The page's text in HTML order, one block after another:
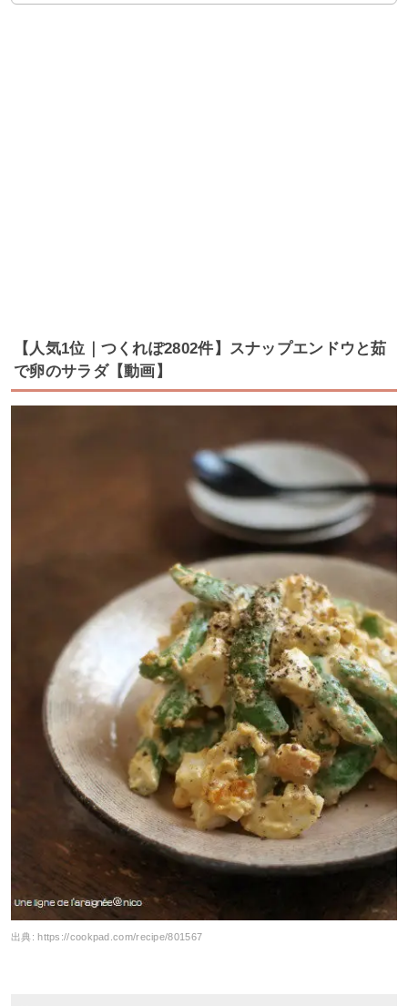
【人気1位｜つくれぽ2802件】スナップエンドウと茹
で卵のサラダ【動画】
出典: https://cookpad.com/recipe/801567